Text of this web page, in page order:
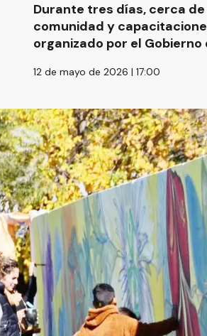
Durante tres días, cerca
comunidad y
organizado por el
12 de mayo de 2026 | 17:00